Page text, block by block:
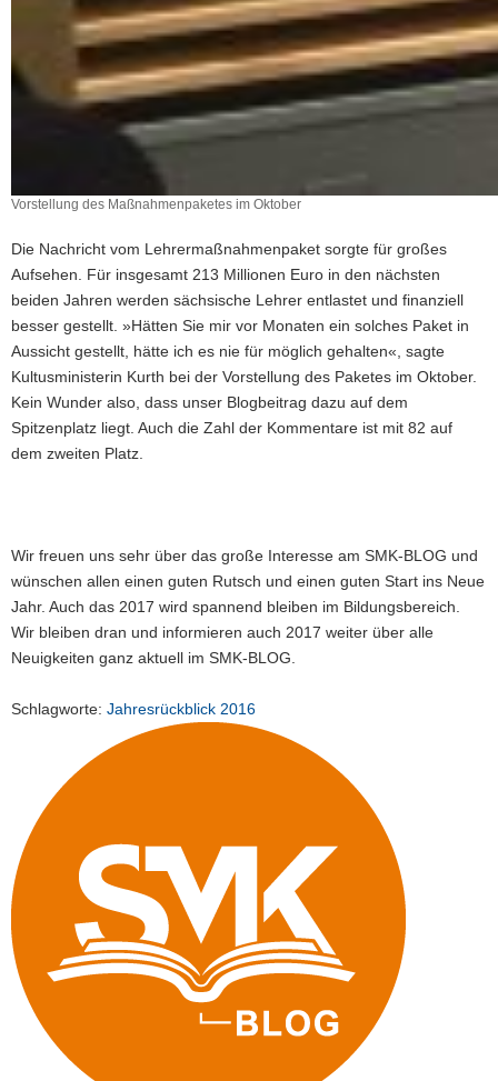
Vorstellung des Maßnahmenpaketes im Oktober
Die Nachricht vom Lehrermaßnahmenpaket sorgte für großes
Aufsehen. Für insgesamt 213 Millionen Euro in den nächsten
beiden Jahren werden sächsische Lehrer entlastet und finanziell
besser gestellt. »Hätten Sie mir vor Monaten ein solches Paket in
Aussicht gestellt, hätte ich es nie für möglich gehalten«, sagte
Kultusministerin Kurth bei der Vorstellung des Paketes im Oktober.
Kein Wunder also, dass unser Blogbeitrag dazu auf dem
Spitzenplatz liegt. Auch die Zahl der Kommentare ist mit 82 auf
dem zweiten Platz.
Wir freuen uns sehr über das große Interesse am SMK-BLOG und
wünschen allen einen guten Rutsch und einen guten Start ins Neue
Jahr. Auch das 2017 wird spannend bleiben im Bildungsbereich.
Wir bleiben dran und informieren auch 2017 weiter über alle
Neuigkeiten ganz aktuell im SMK-BLOG.
Schlagworte: Jahresrückblick 2016